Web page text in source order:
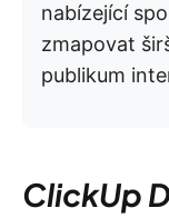
nabízející
zmapovat
publikum
ClickUp